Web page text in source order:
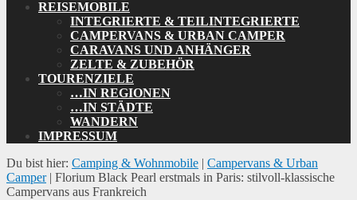
REISEMOBILE
INTEGRIERTE & TEILINTEGRIERTE
CAMPERVANS & URBAN CAMPER
CARAVANS UND ANHÄNGER
ZELTE & ZUBEHÖR
TOURENZIELE
…IN REGIONEN
…IN STÄDTE
WANDERN
IMPRESSUM
Du bist hier: Camping & Wohnmobile | Campervans & Urban
Camper| Florium Black Pearl erstmals in Paris: stilvoll-klassische
Campervans aus Frankreich